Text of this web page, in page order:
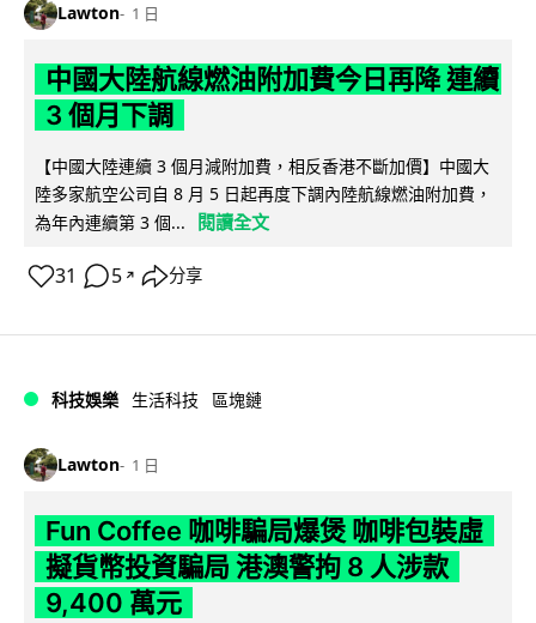
Lawton 1 日
中國大陸航線燃油附加費今日再降 連續
3 個月下調
【中國大陸連續 3 個月減附加費，相反香港不斷加價】中國大
陸多家航空公司自 8 月 5 日起再度下調內陸航線燃油附加費，
為年內連續第 3 個...
閱讀全文
31 5 ↗ 分享
科技娛樂 生活科技 區塊鏈
Lawton 1 日
Fun Coffee 咖啡騙局爆煲 咖啡包裝虛
擬貨幣投資騙局 港澳警拘 8 人涉款
9,400 萬元